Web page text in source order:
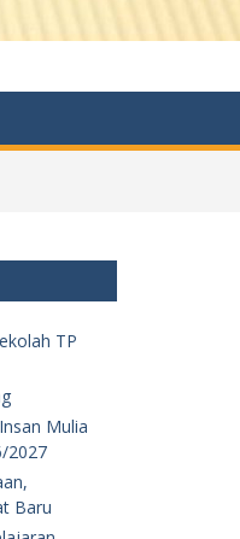
TP
Mulia
2027
Baru